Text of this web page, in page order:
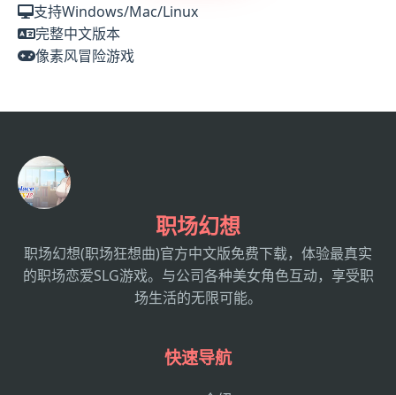
支持Windows/Mac/Linux
完整中文版本
像素风冒险游戏
职场幻想
职场幻想(职场狂想曲)官方中文版免费下载，体验最真实
的职场恋爱SLG游戏。与公司各种美女角色互动，享受职
场生活的无限可能。
快速导航